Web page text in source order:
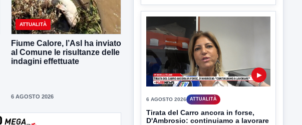
ATTUALITÀ
Fiume Calore, l’Asl ha inviato
al Comune le risultanze delle
indagini effettuate
6 AGOSTO 2026
▶
6 AGOSTO 2026 ATTUALITÀ
Tirata del Carro ancora in forse,
D'Ambrosio: continuiamo a lavorare